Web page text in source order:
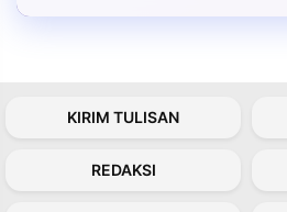
KIRIM TULISAN
REDAKSI